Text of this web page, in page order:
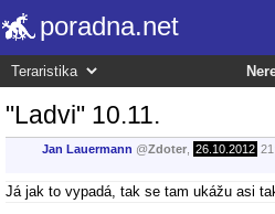
poradna.net
"Ladvi" 10.11.
Jan Lauermann @Zdoter 26.10.2012
Já jak to vypadá, tak se tam ukážu asi